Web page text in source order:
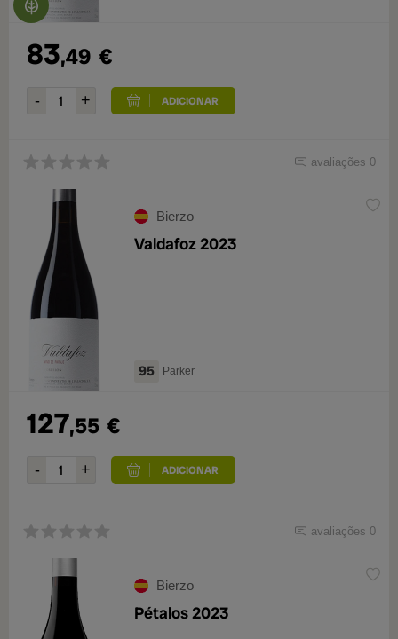
83,49 €
avaliações 0
Bierzo
Valdafoz 2023
95 Parker
127,55 €
avaliações 0
Bierzo
Pétalos 2023